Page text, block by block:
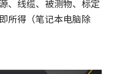
、线缆、被测物、标定
所得（笔记本电脑除